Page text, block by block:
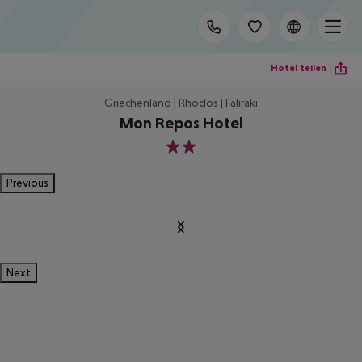
Hotel teilen
Griechenland | Rhodos | Faliraki
Mon Repos Hotel
2
Previous
Next